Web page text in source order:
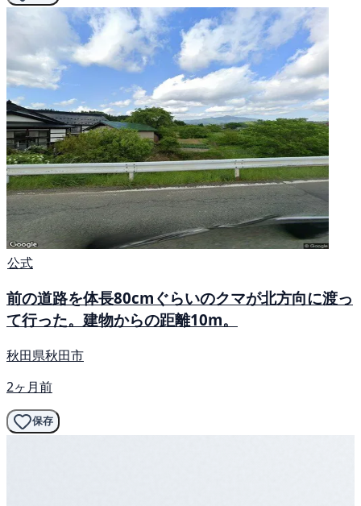
公式
前の道路を体長80cmぐらいのクマが北方向に渡っ
て行った。建物からの距離10m。
秋田県秋田市
2ヶ月前
保存